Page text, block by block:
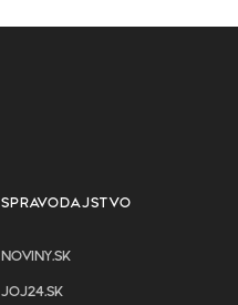
SPRAVODAJSTVO
NOVINY.SK
JOJ24.SK